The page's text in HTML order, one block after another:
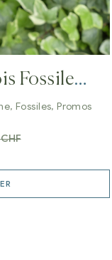
Fossile
,Fossiles,Promos
CHF